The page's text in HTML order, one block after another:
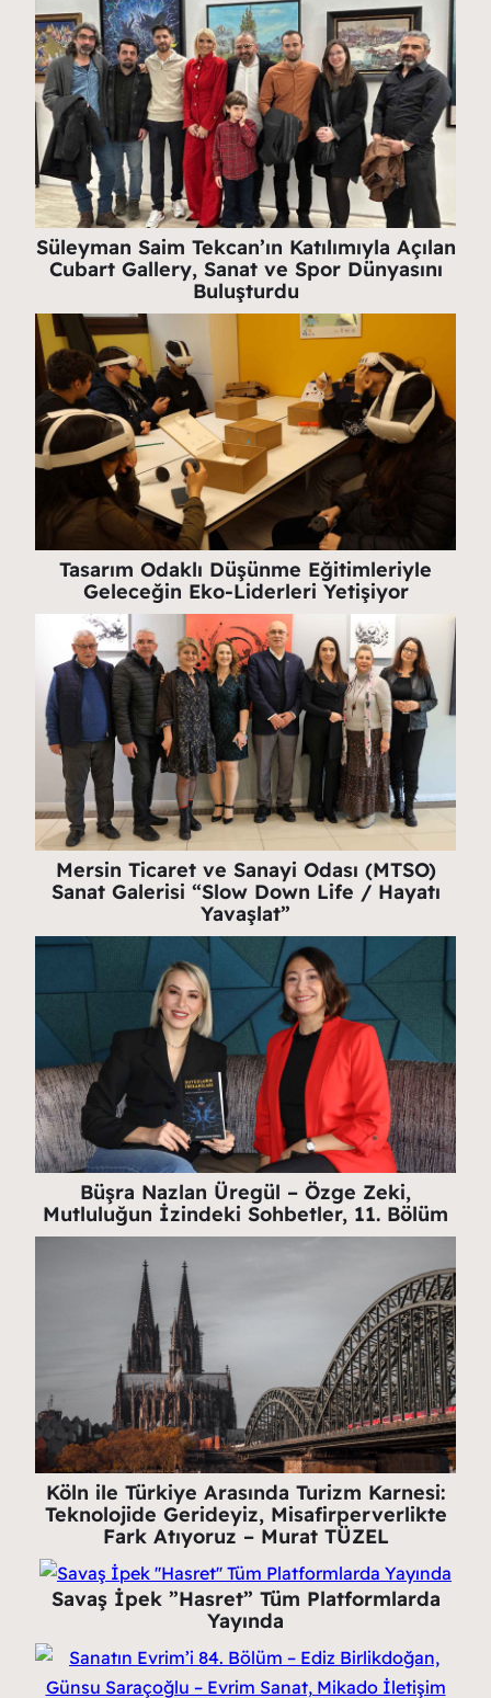
Süleyman Saim Tekcan’ın Katılımıyla Açılan
Cubart Gallery, Sanat ve Spor Dünyasını
Buluşturdu
Tasarım Odaklı Düşünme Eğitimleriyle
Geleceğin Eko-Liderleri Yetişiyor
Mersin Ticaret ve Sanayi Odası (MTSO)
Sanat Galerisi “Slow Down Life / Hayatı
Yavaşlat”
Büşra Nazlan Üregül – Özge Zeki,
Mutluluğun İzindeki Sohbetler, 11. Bölüm
Köln ile Türkiye Arasında Turizm Karnesi:
Teknolojide Gerideyiz, Misafirperverlikte
Fark Atıyoruz – Murat TÜZEL
Savaş İpek ”Hasret” Tüm Platformlarda
Yayında